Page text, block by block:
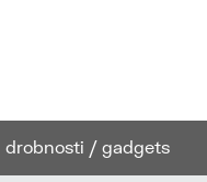
drobnosti / gadgets